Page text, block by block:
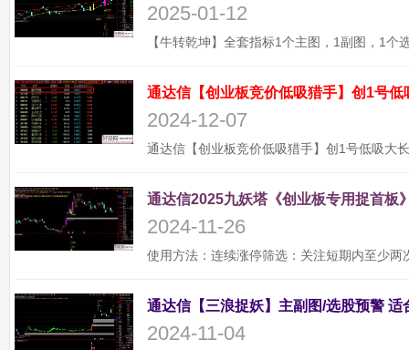
2025-01-12
通达信【创业板竞价低吸猎手】创1号
2024-12-07
通达信2025九妖塔《创业板专用捉首板
2024-11-26
2024-11-04